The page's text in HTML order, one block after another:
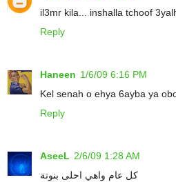
il3mr kila... inshalla tchoof
Reply
Haneen 1/6/09 6:16 PM
Kel senah o ehya 6ayba ya
Reply
AseeL 2/6/09 1:28 AM
كل عام واهي احلى بنوتة